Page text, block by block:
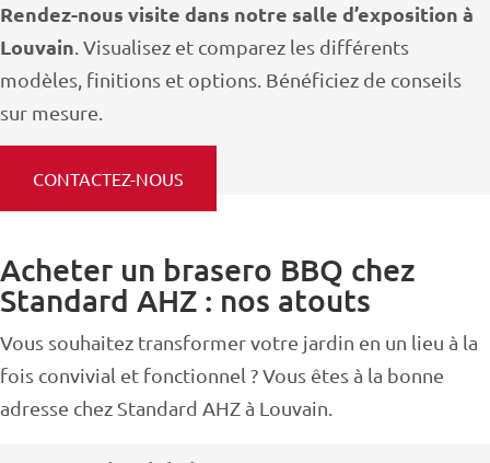
Rendez-nous visite dans notre salle d’exposition à
Louvain . Visualisez et comparez les différents
modèles, finitions et options. Bénéficiez de conseils
sur mesure.
CONTACTEZ-NOUS
Acheter un brasero BBQ chez
Standard AHZ : nos atouts
Vous souhaitez transformer votre jardin en un lieu à la
fois convivial et fonctionnel ? Vous êtes à la bonne
adresse chez Standard AHZ à Louvain.